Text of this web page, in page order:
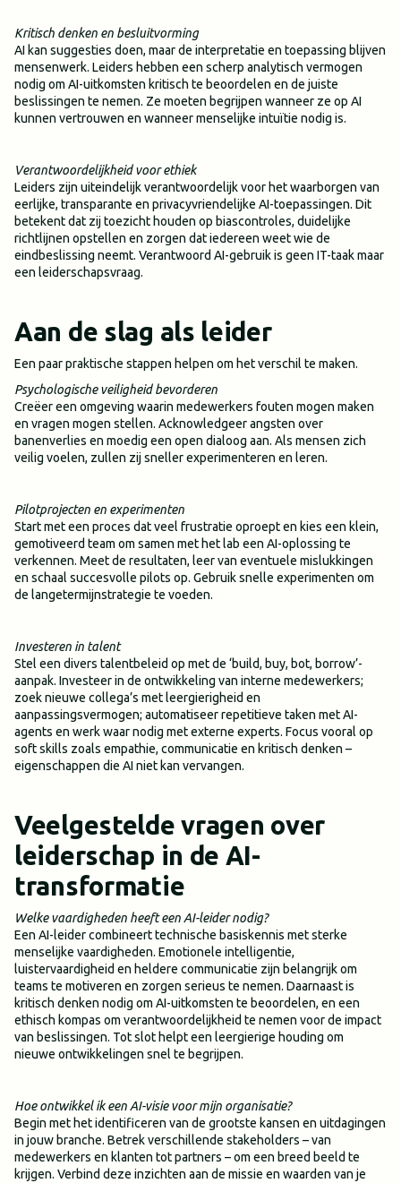
Kritisch denken en besluitvorming
AI kan suggesties doen, maar de interpretatie en toepassing blijven
mensenwerk. Leiders hebben een scherp analytisch vermogen
nodig om AI-uitkomsten kritisch te beoordelen en de juiste
beslissingen te nemen. Ze moeten begrijpen wanneer ze op AI
kunnen vertrouwen en wanneer menselijke intuïtie nodig is.
Verantwoordelijkheid voor ethiek
Leiders zijn uiteindelijk verantwoordelijk voor het waarborgen van
eerlijke, transparante en privacyvriendelijke AI-toepassingen. Dit
betekent dat zij toezicht houden op biascontroles, duidelijke
richtlijnen opstellen en zorgen dat iedereen weet wie de
eindbeslissing neemt. Verantwoord AI-gebruik is geen IT-taak maar
een leiderschapsvraag.
Aan de slag als leider
Een paar praktische stappen helpen om het verschil te maken.
Psychologische veiligheid bevorderen
Creëer een omgeving waarin medewerkers fouten mogen maken
en vragen mogen stellen. Acknowledgeer angsten over
banenverlies en moedig een open dialoog aan. Als mensen zich
veilig voelen, zullen zij sneller experimenteren en leren.
Pilotprojecten en experimenten
Start met een proces dat veel frustratie oproept en kies een klein,
gemotiveerd team om samen met het lab een AI-oplossing te
verkennen. Meet de resultaten, leer van eventuele mislukkingen
en schaal succesvolle pilots op. Gebruik snelle experimenten om
de langetermijnstrategie te voeden.
Investeren in talent
Stel een divers talentbeleid op met de ‘build, buy, bot, borrow’-
aanpak. Investeer in de ontwikkeling van interne medewerkers;
zoek nieuwe collega’s met leergierigheid en
aanpassingsvermogen; automatiseer repetitieve taken met AI-
agents en werk waar nodig met externe experts. Focus vooral op
soft skills zoals empathie, communicatie en kritisch denken –
eigenschappen die AI niet kan vervangen.
Veelgestelde vragen over
leiderschap in de AI-
transformatie
Welke vaardigheden heeft een AI-leider nodig?
Een AI-leider combineert technische basiskennis met sterke
menselijke vaardigheden. Emotionele intelligentie,
luistervaardigheid en heldere communicatie zijn belangrijk om
teams te motiveren en zorgen serieus te nemen. Daarnaast is
kritisch denken nodig om AI-uitkomsten te beoordelen, en een
ethisch kompas om verantwoordelijkheid te nemen voor de impact
van beslissingen. Tot slot helpt een leergierige houding om
nieuwe ontwikkelingen snel te begrijpen.
Hoe ontwikkel ik een AI-visie voor mijn organisatie?
Begin met het identificeren van de grootste kansen en uitdagingen
in jouw branche. Betrek verschillende stakeholders – van
medewerkers en klanten tot partners – om een breed beeld te
krijgen. Verbind deze inzichten aan de missie en waarden van je